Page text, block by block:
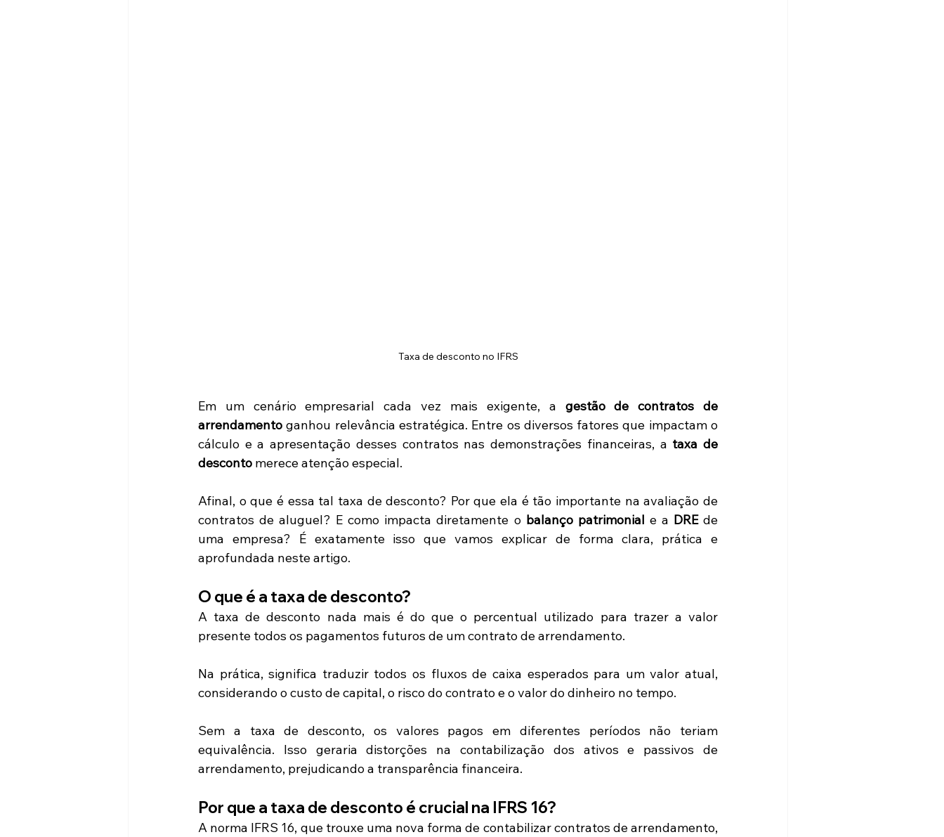
Taxa de desconto no IFRS
Em um cenário empresarial cada vez mais exigente, a gestão de contratos de
arrendamento ganhou relevância estratégica. Entre os diversos fatores que impactam o
cálculo e a apresentação desses contratos nas demonstrações financeiras, a taxa de
desconto merece atenção especial.
Afinal, o que é essa tal taxa de desconto? Por que ela é tão importante na avaliação de
contratos de aluguel? E como impacta diretamente o balanço patrimonial e a DRE de
uma empresa? É exatamente isso que vamos explicar de forma clara, prática e
aprofundada neste artigo.
O que é a taxa de desconto?
A taxa de desconto nada mais é do que o percentual utilizado para trazer a valor
presente todos os pagamentos futuros de um contrato de arrendamento.
Na prática, significa traduzir todos os fluxos de caixa esperados para um valor atual,
considerando o custo de capital, o risco do contrato e o valor do dinheiro no tempo.
Sem a taxa de desconto, os valores pagos em diferentes períodos não teriam
equivalência. Isso geraria distorções na contabilização dos ativos e passivos de
arrendamento, prejudicando a transparência financeira.
Por que a taxa de desconto é crucial na IFRS 16?
A norma IFRS 16, que trouxe uma nova forma de contabilizar contratos de arrendamento,